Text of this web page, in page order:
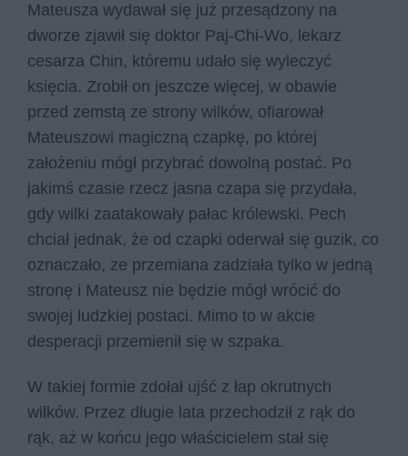
Mateusza wydawał się już przesądzony na
dworze zjawił się doktor Paj-Chi-Wo, lekarz
cesarza Chin, któremu udało się wyleczyć
księcia. Zrobił on jeszcze więcej, w obawie
przed zemstą ze strony wilków, ofiarował
Mateuszowi magiczną czapkę, po której
założeniu mógł przybrać dowolną postać. Po
jakimś czasie rzecz jasna czapa się przydała,
gdy wilki zaatakowały pałac królewski. Pech
chciał jednak, że od czapki oderwał się guzik, co
oznaczało, ze przemiana zadziała tylko w jedną
stronę i Mateusz nie będzie mógł wrócić do
swojej ludzkiej postaci. Mimo to w akcie
desperacji przemienił się w szpaka.
W takiej formie zdołał ujść z łap okrutnych
wilków. Przez długie lata przechodził z rąk do
rąk, aż w końcu jego właścicielem stał się